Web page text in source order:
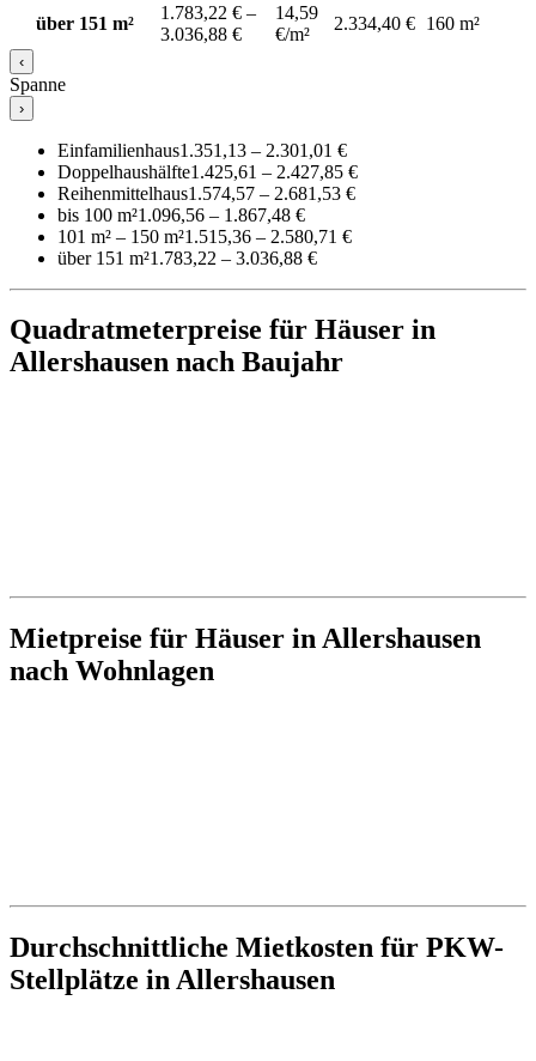
über 151 m²
1.783,22 € –
3.036,88 €
14,59
€/m²
2.334,40 € 160 m²
‹
Spanne
›
Einfamilienhaus1.351,13 – 2.301,01 €
Doppelhaushälfte1.425,61 – 2.427,85 €
Reihenmittelhaus1.574,57 – 2.681,53 €
bis 100 m²1.096,56 – 1.867,48 €
101 m² – 150 m²1.515,36 – 2.580,71 €
über 151 m²1.783,22 – 3.036,88 €
Quadratmeterpreise für Häuser in
Allershausen nach Baujahr
Mietpreise für Häuser in Allershausen
nach Wohnlagen
Durchschnittliche Mietkosten für PKW-
Stellplätze in Allershausen